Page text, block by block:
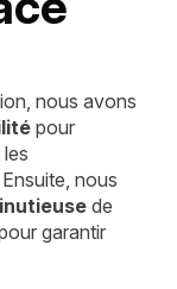
nous avons
pour
nous
de
garantir